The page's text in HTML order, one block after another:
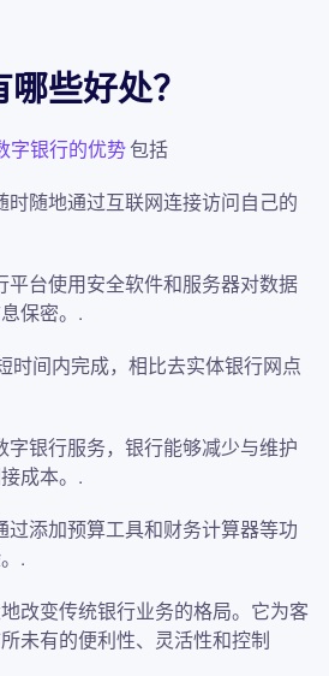
些好处？
字银行的优势包括
时随地通过互联网连接访问自己的
平台使用安全软件和服务器对数据
保密。.
时间内完成，相比去实体银行网点
字银行服务，银行能够减少与维护
成本。.
过添加预算工具和财务计算器等功
.
改变传统银行业务的格局。它为客
未有的便利性、灵活性和控制